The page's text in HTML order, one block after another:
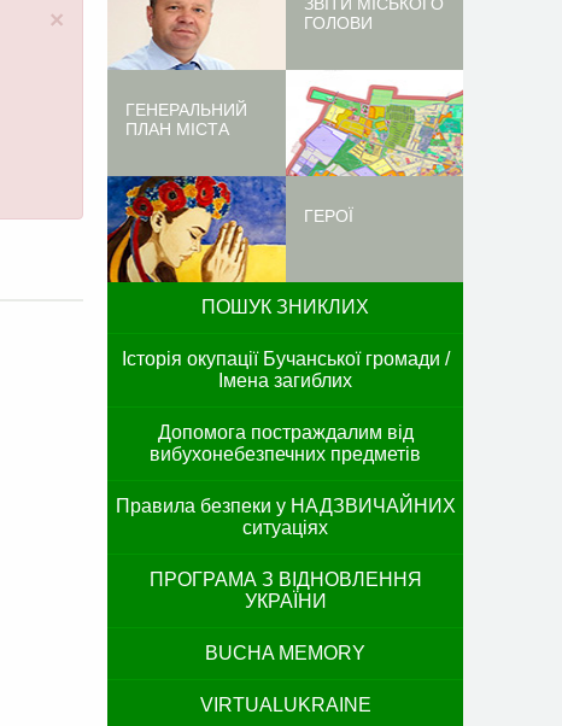
×
ГОЛОВИ
ГЕНЕРАЛЬНИЙ
ПЛАН МІСТА
ГЕРОЇ
ПОШУК ЗНИКЛИХ
Історія окупації Бучанської громади /
Імена загиблих
Допомога постраждалим від
вибухонебезпечних предметів
Правила безпеки у НАДЗВИЧАЙНИХ
ситуаціях
ПРОГРАМА З ВІДНОВЛЕННЯ
УКРАЇНИ
BUCHA MEMORY
VIRTUALUKRAINE